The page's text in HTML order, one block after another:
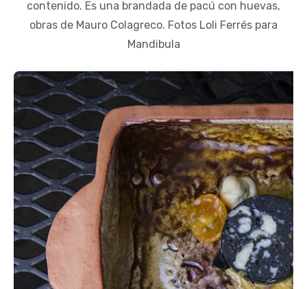
contenido. Es una brandada de pacú con huevas,
obras de Mauro Colagreco. Fotos Loli Ferrés para
Mandibula